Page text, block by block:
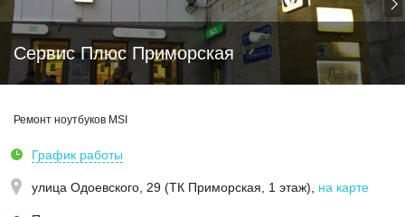
Сервис Плюс Приморская
Ремонт ноутбуков MSI
График работы
улица Одоевского, 29 (ТК Приморская, 1 этаж) на карте